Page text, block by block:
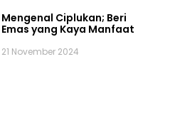
Mengenal Ciplukan; Beri
Emas yang Kaya Manfaat
21 November 2024